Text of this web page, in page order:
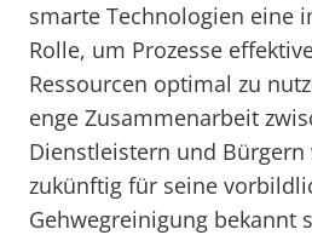
smarte Technologien eine
Rolle, um Prozesse
Ressourcen optimal zu
enge Zusammenarbeit
Dienstleistern und
zukünftig für seine
Gehwegreinigung bekannt